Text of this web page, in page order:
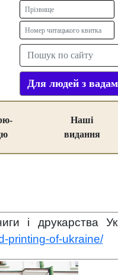
Для людей з
Наші
видання
і друкарства
printing-of-ukraine/